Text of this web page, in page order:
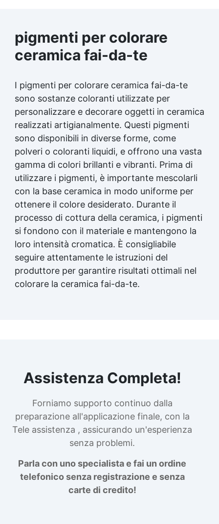
pigmenti per colorare
ceramica fai-da-te
I pigmenti per colorare ceramica fai-da-te
sono sostanze coloranti utilizzate per
personalizzare e decorare oggetti in ceramica
realizzati artigianalmente. Questi pigmenti
sono disponibili in diverse forme, come
polveri o coloranti liquidi, e offrono una vasta
gamma di colori brillanti e vibranti. Prima di
utilizzare i pigmenti, è importante mescolarli
con la base ceramica in modo uniforme per
ottenere il colore desiderato. Durante il
processo di cottura della ceramica, i pigmenti
si fondono con il materiale e mantengono la
loro intensità cromatica. È consigliabile
seguire attentamente le istruzioni del
produttore per garantire risultati ottimali nel
colorare la ceramica fai-da-te.
Assistenza Completa!
Forniamo supporto continuo dalla
preparazione all'applicazione finale, con la
Tele assistenza , assicurando un'esperienza
senza problemi.
Parla con uno specialista e fai un ordine
telefonico senza registrazione e senza
carte di credito!